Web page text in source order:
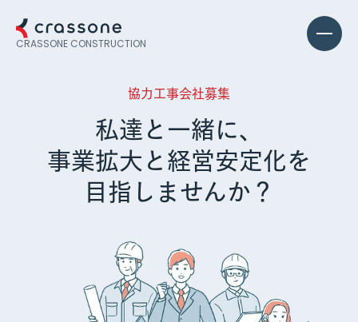
CRASSONE CONSTRUCTION
協力工事会社募集
私達と一緒に、
事業拡大と経営安定化を
目指しませんか？